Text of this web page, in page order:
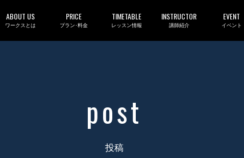
ABOUT US
ワークスとは
PRICE
プラン･料金
TIMETABLE
レッスン情報
INSTRUCTOR
講師紹介
EVENT
イベント
post
投稿